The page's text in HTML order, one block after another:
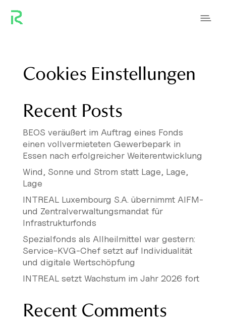
Cookies Einstellungen
Recent Posts
BEOS veräußert im Auftrag eines Fonds
einen vollvermieteten Gewerbepark in
Essen nach erfolgreicher Weiterentwicklung
Wind, Sonne und Strom statt Lage, Lage,
Lage
INTREAL Luxembourg S.A. übernimmt AIFM-
und Zentralverwaltungsmandat für
Infrastrukturfonds
Spezialfonds als Allheilmittel war gestern:
Service-KVG-Chef setzt auf Individualität
und digitale Wertschöpfung
INTREAL setzt Wachstum im Jahr 2026 fort
Recent Comments